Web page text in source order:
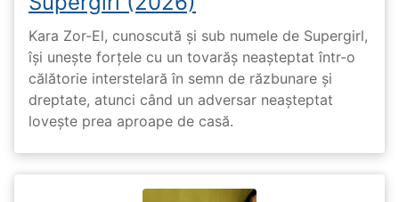
Kara Zor-El, cunoscută și sub numele de Supergirl,
își unește forțele cu un tovarăș neașteptat într-o
călătorie interstelară în semn de răzbunare și
dreptate, atunci când un adversar neașteptat
lovește prea aproape de casă.